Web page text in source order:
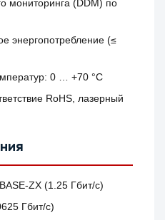
мониторинга (DDM) по
энергопотребление (≤
0 … +70 °C
RoHS, лазерный
(1.25 Гбит/с)
Гбит/с)